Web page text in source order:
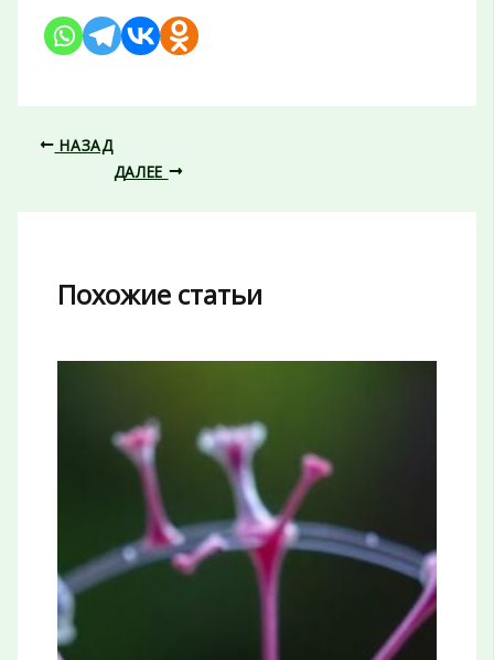
НАЗАД
ДАЛЕЕ
Похожие статьи